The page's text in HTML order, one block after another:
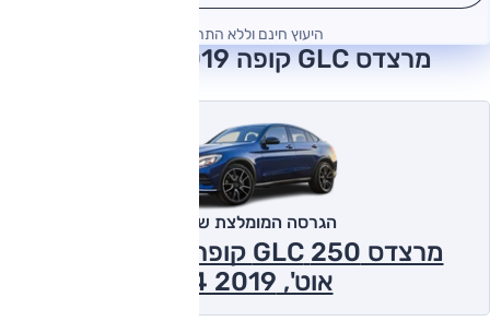
היעוץ חינם וללא התחייבות
מרצדס GLC קופה 2019 חוות דעת
הגרסה המומלצת של אוטו
אוט', 4x4 2019